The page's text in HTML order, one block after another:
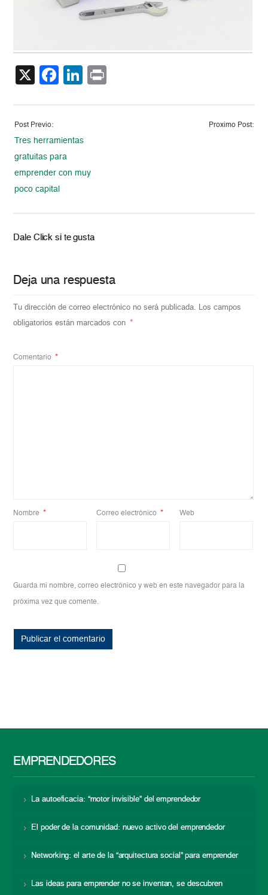
X Facebook
LinkedIn
Post Previo:
Tres herramientas
gratuitas para
emprender con muy
poco capital
Proximo Post:
Dale Click si te gusta
Deja una respuesta
Tu dirección de correo electrónico no será publicada. Los campos
obligatorios están marcados con *
Comentario *
Nombre * Correo electrónico * Web
Guarda mi nombre, correo electrónico y web en este navegador para la
próxima vez que comente.
EMPRENDEDORES
La autoeficacia: “motor invisible” del emprendedor
El poder de la comunidad: nuevo activo del emprendedor
Networking: el arte de la “arquitectura social” para emprender
Las ideas para emprender no se inventan, se descubren